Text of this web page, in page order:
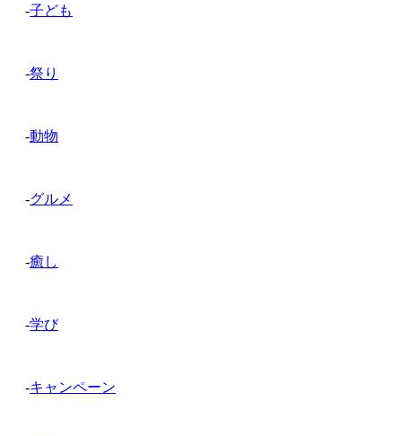
-子ども
-祭り
-動物
-グルメ
-癒し
-学び
-キャンペーン